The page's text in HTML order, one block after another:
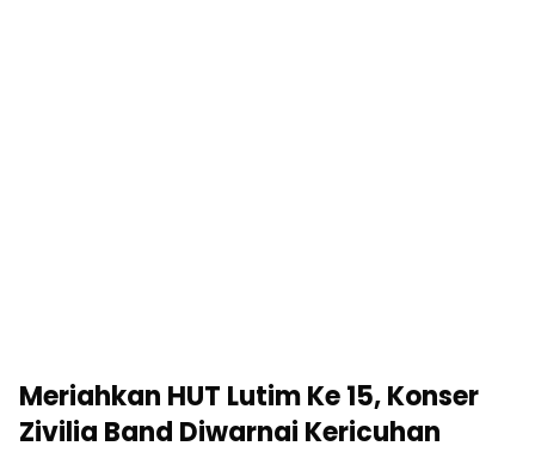
Meriahkan HUT Lutim Ke 15, Konser
Zivilia Band Diwarnai Kericuhan